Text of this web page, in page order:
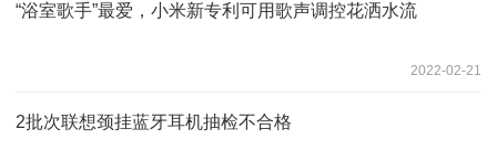
“浴室歌手”最爱，小米新专利可用歌声调控花洒水流
2022-02-21
2批次联想颈挂蓝牙耳机抽检不合格